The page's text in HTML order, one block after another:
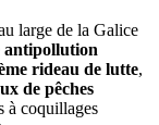
large de la Galice
antipollution
rideau de lutte,
de pêches
à coquillages